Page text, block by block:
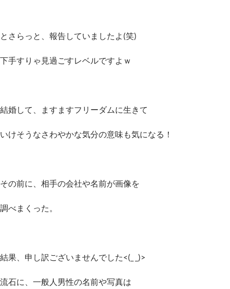
とさらっと、報告していましたよ(笑)
下手すりゃ見過ごすレベルですよｗ
結婚して、ますますフリーダムに生きて
いけそうなさわやかな気分の意味も気になる！
その前に、相手の会社や名前が画像を
調べまくった。
結果、申し訳ございませんでした<(_ _)>
流石に、一般人男性の名前や写真は